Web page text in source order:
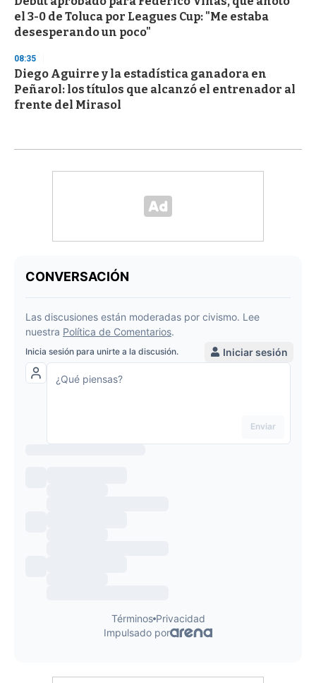
el 3-0 de Toluca por Leagues Cup: "Me estaba
desesperando un poco"
08:35
Diego Aguirre y la estadística ganadora en
Peñarol: los títulos que alcanzó el entrenador al
frente del Mirasol